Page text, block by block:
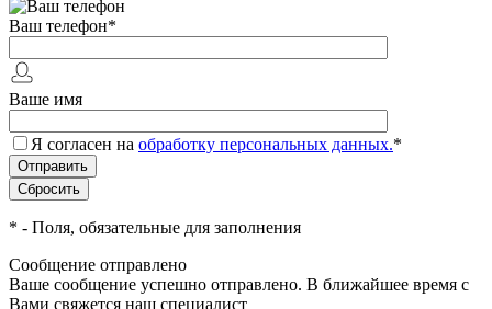
Ваш телефон*
Ваше имя
Я согласен на обработку персональных данных.*
* - Поля, обязательные для заполнения
Сообщение отправлено
Ваше сообщение успешно отправлено. В ближайшее время с
Вами свяжется наш специалист